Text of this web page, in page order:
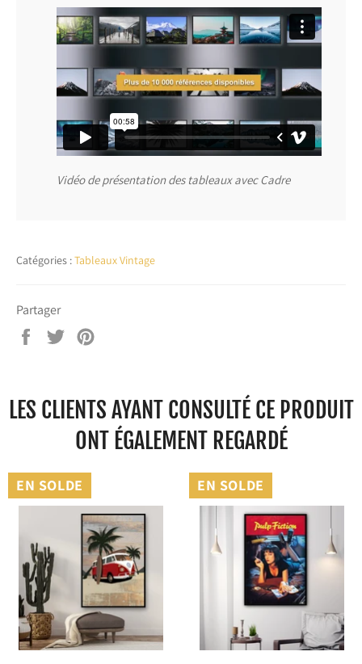
Vidéo de présentation des tableaux avec Cadre
Catégories :Tableaux Vintage
Partager
PartagerTweeter
LES CLIENTS AYANT CONSULTÉ CE PRODUIT
ONT ÉGALEMENT REGARDÉ
EN SOLDE EN SOLDE